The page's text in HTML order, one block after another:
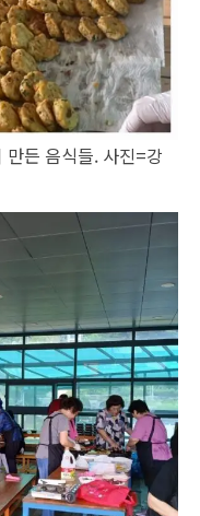
만든 음식들. 사진=강